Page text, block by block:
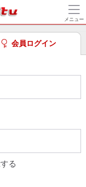
メニュー
会員ログイン
る